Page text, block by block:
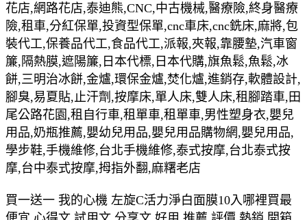
花店,網路花店,泰迪熊,CNC,中古機械,醫療險,終身醫療
險,租車,分紅保單,投資型保單,cnc車床,cnc銑床,麻將,包
裝代工,保養品代工,食品代工,派報,夾報,靠腰墊,汽車窗
簾,隔熱膜,遮陽簾,日本代標,日本代購,旗魚鬆,魚鬆,冰
餅,三明治冰餅,金爐,環保金爐,焚化爐,進銷存,軟體設計,
腳臭,易夏貼,止汗劑,按摩床,單人床,雙人床,租腳踏車,田
尾公路花園,租自行車,租單車,租單車,男性塑身衣,嬰兒
用品,奶瓶推薦,嬰幼兒用品,嬰兒用品購物網,嬰兒用品,
學步鞋,手機維修,台北手機維修,泰式按摩,台北泰式按
摩,台中泰式按摩,拇指外翻,麻糬老店
買一送一 我的心機 左旋C活力淨白面膜10入哪裡買最